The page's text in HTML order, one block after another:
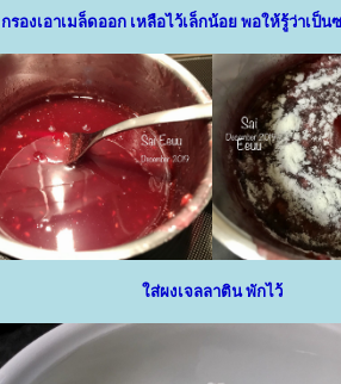
กรองเอาเมล็ดออก เหลือไว้เล็กน้อย พอให้รู้ว่าเป็น
ส่ผงเจลลาติน พักไว้